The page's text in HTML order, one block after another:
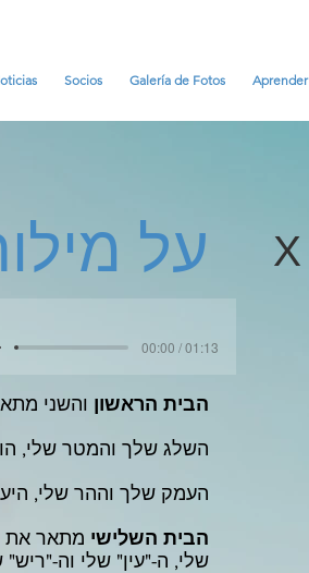
Socios Galería de Fotos Aprender
על
הבית הראשון והשני
השלג שלך והמטר שלי,
העמק שלך וההר שלי,
הבית השלישי מתאר את
שלי, ה-"עין" שלי וה-
X
00:00 / 01:13